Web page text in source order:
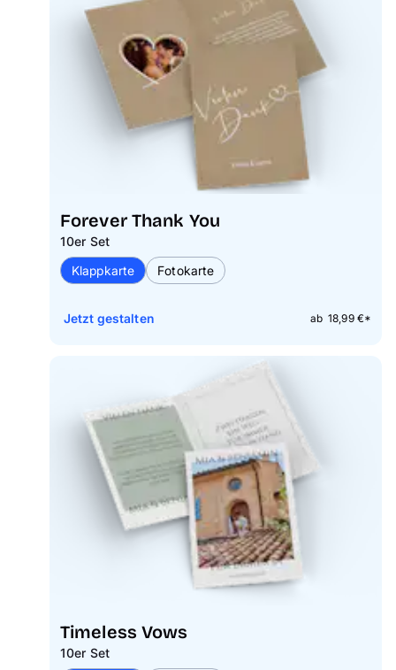
Forever Thank You
10er Set
Klappkarte
Fotokarte
ab 18,99 €*
Jetzt gestalten
Timeless Vows
10er Set